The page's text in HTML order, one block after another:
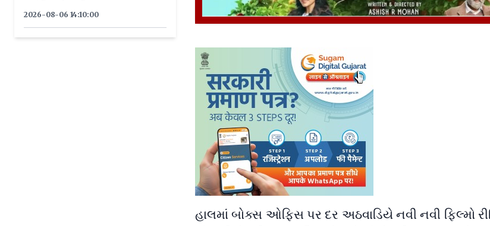
2026-08-06 14:10:00
હાલમાં બોક્સ ઓફિસ પર દર અઠવાડિયે નવી નવી ફિલ્મો